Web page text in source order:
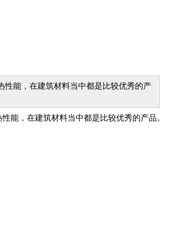
性能，在建筑材料当中都是比较优秀的产
能，在建筑材料当中都是比较优秀的产品。